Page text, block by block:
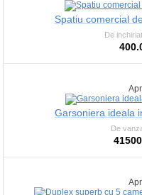
Spatiu comercial
De
Garsoniera ideala
De